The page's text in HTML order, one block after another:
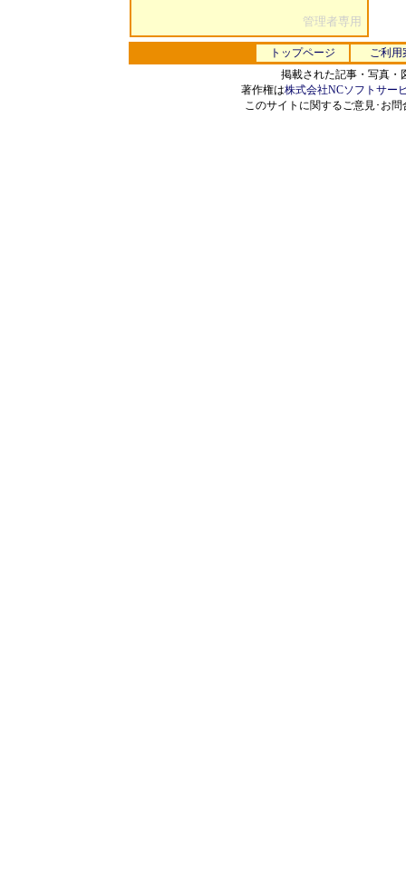
管理者専用
トップページ
ご利用
掲載された記事・写真・
著作権は株式会社NCソフトサー
このサイトに関するご意見･お